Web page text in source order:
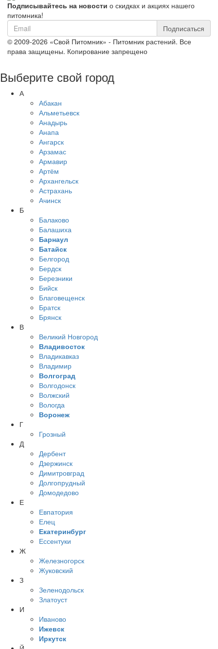
Подписывайтесь на новости о скидках и акциях нашего
питомника!
Подписаться
© 2009-2026 «Свой Питомник» - Питомник растений. Все
права защищены. Копирование запрещено
Выберите свой город
А
Абакан
Альметьевск
Анадырь
Анапа
Ангарск
Арзамас
Армавир
Артём
Архангельск
Астрахань
Ачинск
Б
Балаково
Балашиха
Барнаул
Батайск
Белгород
Бердск
Березники
Бийск
Благовещенск
Братск
Брянск
В
Великий Новгород
Владивосток
Владикавказ
Владимир
Волгоград
Волгодонск
Волжский
Вологда
Воронеж
Г
Грозный
Д
Дербент
Дзержинск
Димитровград
Долгопрудный
Домодедово
Е
Евпатория
Елец
Екатеринбург
Ессентуки
Ж
Железногорск
Жуковский
З
Зеленодольск
Златоуст
И
Иваново
Ижевск
Иркутск